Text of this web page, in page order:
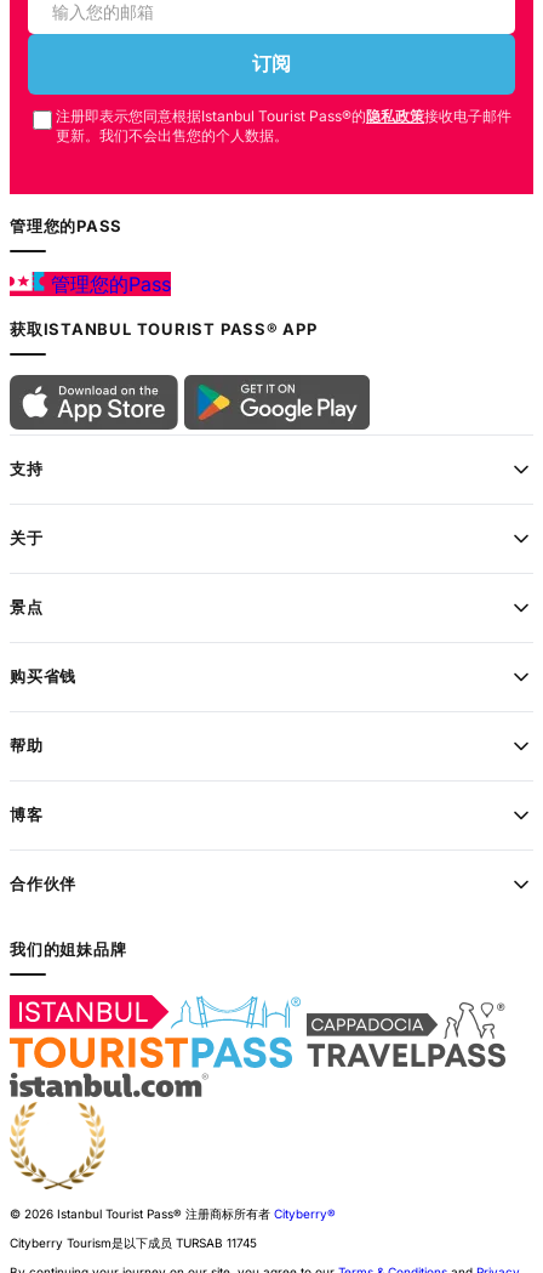
订阅
注册即表示您同意根据Istanbul Tourist Pass®的隐私政策接收电子邮件
更新。我们不会出售您的个人数据。
管理您的PASS
管理您的Pass
获取ISTANBUL TOURIST PASS® APP
支持
关于
景点
购买省钱
帮助
博客
合作伙伴
我们的姐妹品牌
© 2026 Istanbul Tourist Pass® 注册商标所有者 Cityberry®
Cityberry Tourism是以下成员 TURSAB 11745